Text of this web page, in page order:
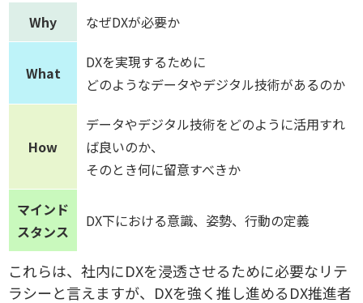
Why なぜDXが必要か
What
DXを実現するために
どのようなデータやデジタル技術があるのか
How
データやデジタル技術をどのように活用すれ
ば良いのか、
そのとき何に留意すべきか
マインド
スタンス
DX下における意識、姿勢、行動の定義
これらは、社内にDXを浸透させるために必要なリテ
ラシーと言えますが、DXを強く推し進めるDX推進者